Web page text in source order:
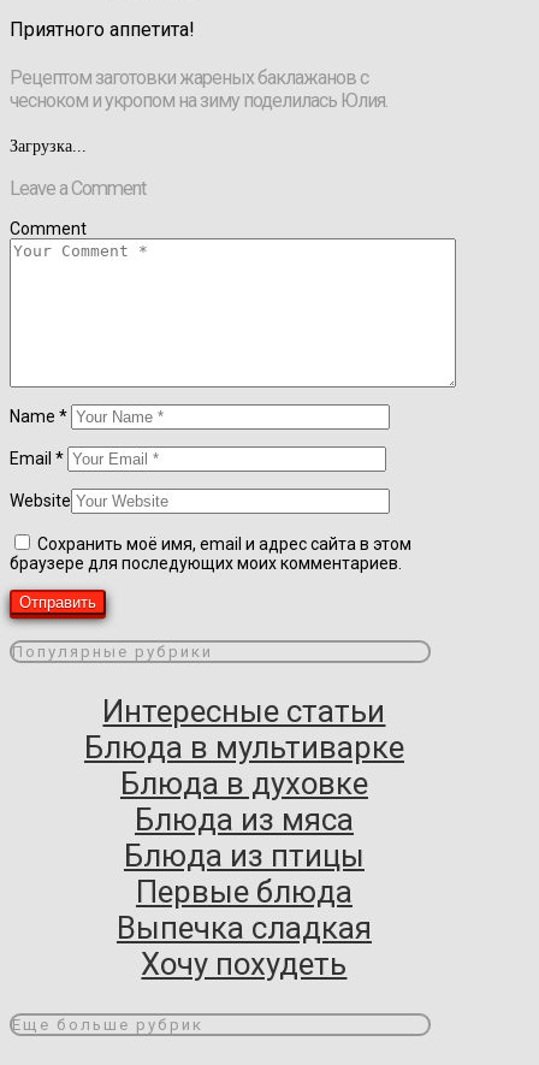
Приятного аппетита!
Рецептом заготовки жареных баклажанов с
чесноком и укропом на зиму поделилась Юлия.
Загрузка...
Leave a Comment
Comment
Name *
Email *
Website
Сохранить моё имя, email и адрес сайта в этом
браузере для последующих моих комментариев.
Популярные рубрики
Интересные статьи
Блюда в мультиварке
Блюда в духовке
Блюда из мяса
Блюда из птицы
Первые блюда
Выпечка сладкая
Хочу похудеть
Еще больше рубрик